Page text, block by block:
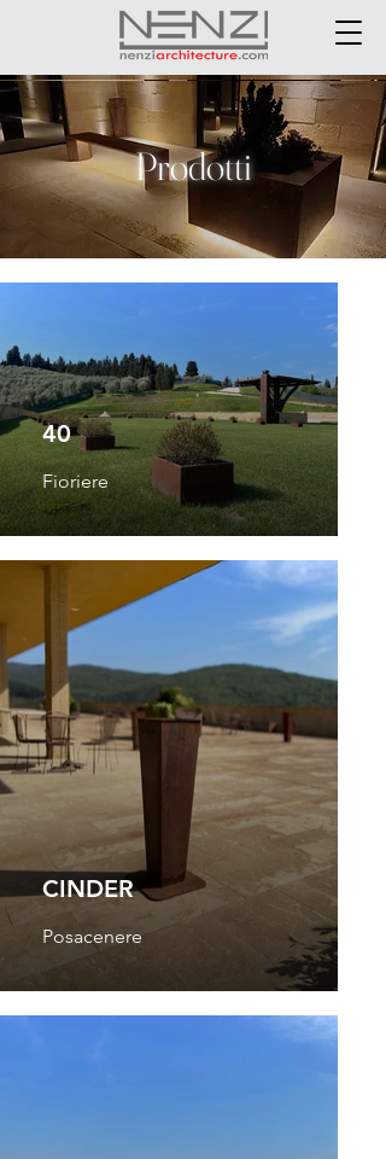
Prodotti
40
Fioriere
CINDER
Posacenere